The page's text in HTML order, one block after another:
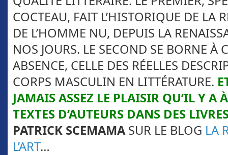
COCTEAU, FAIT L’HISTORIQUE DE LA
DE L’HOMME NU, DEPUIS LA
NOS JOURS. LE SECOND SE BORNE À
ABSENCE, CELLE DES RÉELLES
CORPS MASCULIN EN LITTÉRATURE.
JAMAIS ASSEZ LE PLAISIR QU’IL Y A
TEXTES D’AUTEURS DANS DES
PATRICK SCEMAMASUR LE BLOG LA
L’ART…